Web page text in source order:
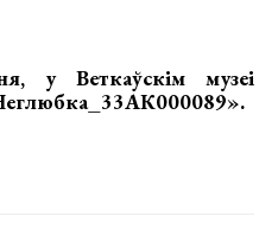
у Веткаўскім музеі